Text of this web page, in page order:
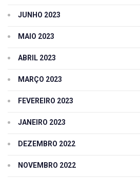
JUNHO 2023
MAIO 2023
ABRIL 2023
MARÇO 2023
FEVEREIRO 2023
JANEIRO 2023
DEZEMBRO 2022
NOVEMBRO 2022